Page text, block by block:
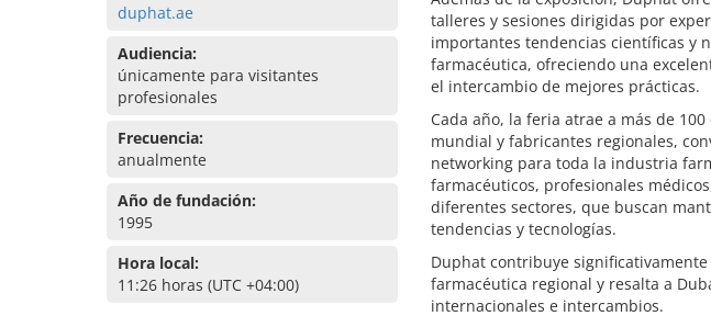
duphat.ae
Audiencia:
únicamente para visitantes
profesionales
Frecuencia:
anualmente
Año de fundación:
1995
Hora local:
11:26 horas (UTC +04:00)
talleres y sesiones dirigidas por
importantes tendencias científicas y
farmacéutica, ofreciendo una
el intercambio de mejores prácticas.
Cada año, la feria atrae a más de
mundial y fabricantes regionales,
networking para toda la industria
farmacéuticos, profesionales
diferentes sectores, que buscan
tendencias y tecnologías.
Duphat contribuye
farmacéutica regional y resalta a
internacionales e intercambios.